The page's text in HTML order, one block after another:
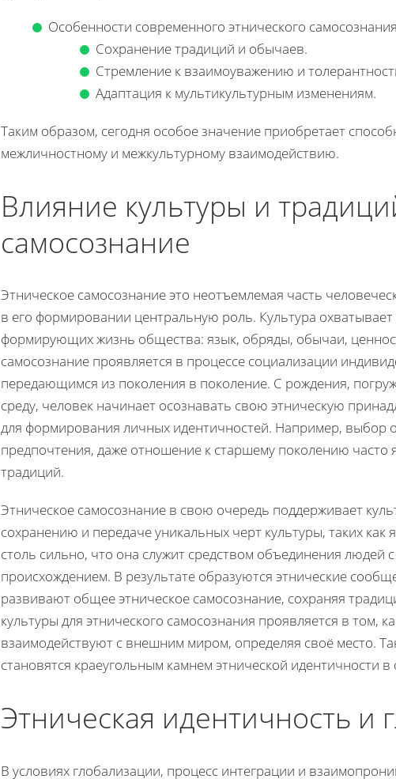
Особенности современного этнического
Сохранение традиций и обычаев.
Стремление к взаимоуважению и
Адаптация к мультикультурным изменениям.
Таким образом, сегодня особое значение приобретает
межличностному и межкультурному взаимодействию.
Влияние культуры и
самосознание
Этническое самосознание это неотъемлемая часть
в его формировании центральную роль. Культура
формирующих жизнь общества: язык, обряды, обычаи,
самосознание проявляется в процессе социализации
передающимся из поколения в поколение. С рождения,
среду, человек начинает осознавать свою этническую
для формирования личных идентичностей. Например, выбор
предпочтения, даже отношение к старшему поколению часто
традиций.
Этническое самосознание в свою очередь поддерживает
сохранению и передаче уникальных черт культуры, таких
столь сильно, что она служит средством объединения людей
происхождением. В результате образуются этнические
развивают общее этническое самосознание, сохраняя
культуры для этнического самосознания проявляется в том,
взаимодействуют с внешним миром, определяя своё место.
становятся краеугольным камнем этнической идентичности
Этническая идентичность и
В условиях глобализации, процесс интеграции и